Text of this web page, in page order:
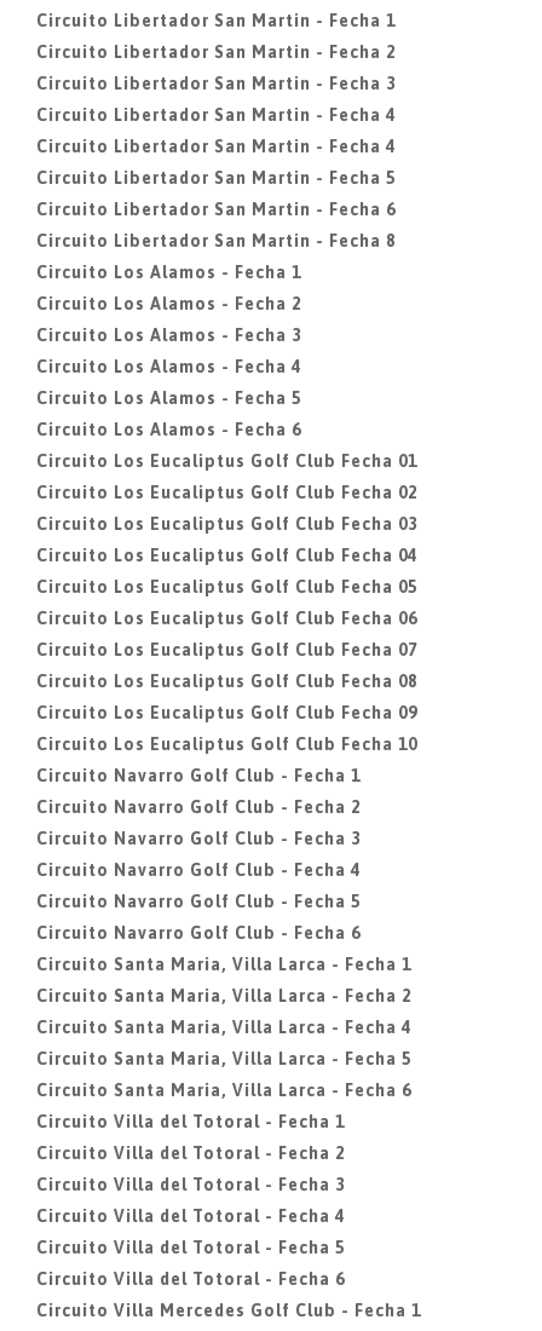
Circuito Libertador San Martin - Fecha 1
Circuito Libertador San Martin - Fecha 2
Circuito Libertador San Martin - Fecha 3
Circuito Libertador San Martin - Fecha 4
Circuito Libertador San Martin - Fecha 4
Circuito Libertador San Martin - Fecha 5
Circuito Libertador San Martin - Fecha 6
Circuito Libertador San Martin - Fecha 8
Circuito Los Alamos - Fecha 1
Circuito Los Alamos - Fecha 2
Circuito Los Alamos - Fecha 3
Circuito Los Alamos - Fecha 4
Circuito Los Alamos - Fecha 5
Circuito Los Alamos - Fecha 6
Circuito Los Eucaliptus Golf Club Fecha 01
Circuito Los Eucaliptus Golf Club Fecha 02
Circuito Los Eucaliptus Golf Club Fecha 03
Circuito Los Eucaliptus Golf Club Fecha 04
Circuito Los Eucaliptus Golf Club Fecha 05
Circuito Los Eucaliptus Golf Club Fecha 06
Circuito Los Eucaliptus Golf Club Fecha 07
Circuito Los Eucaliptus Golf Club Fecha 08
Circuito Los Eucaliptus Golf Club Fecha 09
Circuito Los Eucaliptus Golf Club Fecha 10
Circuito Navarro Golf Club - Fecha 1
Circuito Navarro Golf Club - Fecha 2
Circuito Navarro Golf Club - Fecha 3
Circuito Navarro Golf Club - Fecha 4
Circuito Navarro Golf Club - Fecha 5
Circuito Navarro Golf Club - Fecha 6
Circuito Santa Maria, Villa Larca - Fecha 1
Circuito Santa Maria, Villa Larca - Fecha 2
Circuito Santa Maria, Villa Larca - Fecha 4
Circuito Santa Maria, Villa Larca - Fecha 5
Circuito Santa Maria, Villa Larca - Fecha 6
Circuito Villa del Totoral - Fecha 1
Circuito Villa del Totoral - Fecha 2
Circuito Villa del Totoral - Fecha 3
Circuito Villa del Totoral - Fecha 4
Circuito Villa del Totoral - Fecha 5
Circuito Villa del Totoral - Fecha 6
Circuito Villa Mercedes Golf Club - Fecha 1